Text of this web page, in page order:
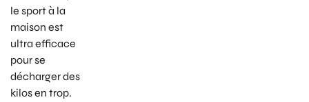
le sport à la
maison est
ultra efficace
pour se
décharger des
kilos en trop.